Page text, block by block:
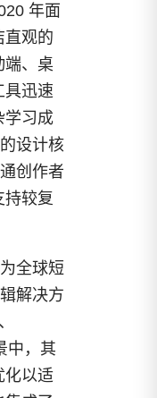
年面
直观的
端、桌
具迅速
学习成
设计核
创作者
持较复
全球短
解决方
中，其
化以适